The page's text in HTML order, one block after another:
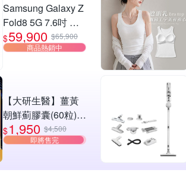
Samsung Galaxy Z
Fold8 5G 7.6吋 摺
疊手機 (12G/512G)
$59,900 $65,900
商品熱銷中
【大研生醫】薑黃
朝鮮薊膠囊(60粒)
(第2件3折)(共計2
盒)
$1,950 $4,500
即將售完